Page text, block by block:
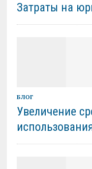
Затраты на
БЛОГ
Увеличение